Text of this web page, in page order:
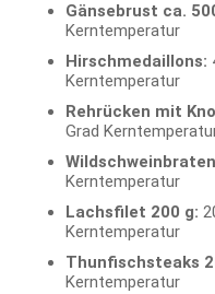
Gänsebrust ca.
Kerntemperatur
Hirschmedaillons:
Kerntemperatur
Rehrücken mit
Grad
Kerntemperatur
Lachsfilet 200 g:
Kerntemperatur
Thunfischsteaks
Kerntemperatur